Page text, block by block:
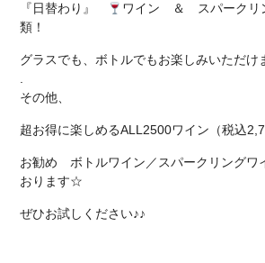
『日替わり』
ワイン ＆ スパークリ
類！
グラスでも、ボトルでもお楽しみいただけ
.
その他、
超お得に楽しめるALL2500ワイン（税込
お勧め ボトルワイン／スパークリング
おります☆
ぜひお試しください♪♪